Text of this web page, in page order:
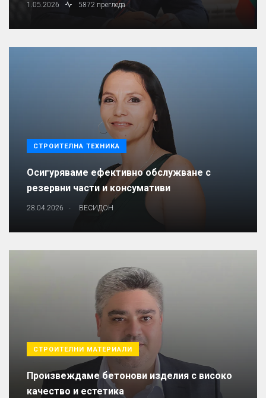
1.05.2026 5872 прегледа
СТРОИТЕЛНА ТЕХНИКА
Осигуряваме ефективно обслужване с
резервни части и консумативи
28.04.2026 . ВЕСИДОН
СТРОИТЕЛНИ МАТЕРИАЛИ
Произвеждаме бетонови изделия с високо
качество и естетика